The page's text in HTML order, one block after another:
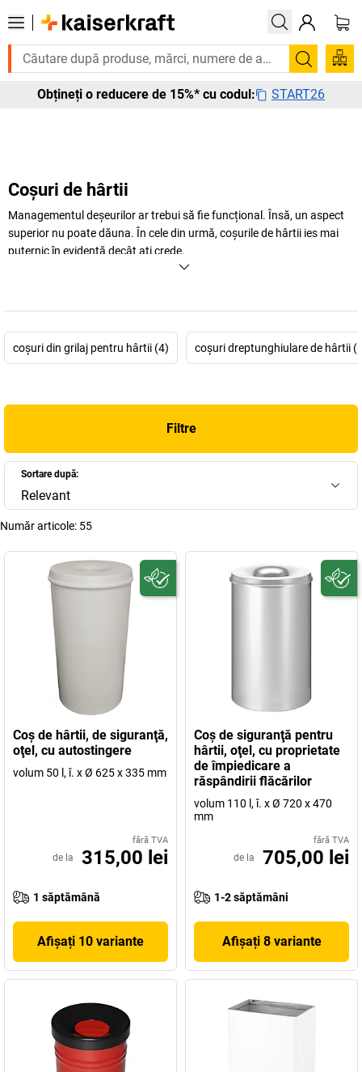
urgent? Multe produse sunt livrate în termen de o săptămână.
Căutare
Obțineți o reducere de 15%* cu codul: START26
Coșuri de hârtii
Managementul deșeurilor ar trebui să fie funcțional. Însă, un aspect
superior nu poate dăuna. În cele din urmă, coșurile de hârtii ies mai
puternic în evidență decât ați crede.
coşuri din grilaj pentru hârtii (4) coşuri dreptunghiulare de hârtii
Filtre
Sortare după:
Relevant
Număr articole: 55
Coş de hârtii, de siguranţă,
oţel, cu autostingere
volum 50 l, î. x Ø 625 x 335 mm
fără TVA
de la 315,00 lei
1 săptămână
Afișați 10 variante
Coş de siguranţă pentru
hârtii, oţel, cu proprietate
de împiedicare a
răspândirii flăcărilor
volum 110 l, î. x Ø 720 x 470
mm
fără TVA
de la 705,00 lei
1-2 săptămâni
Afișați 8 variante